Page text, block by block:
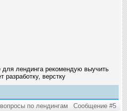
лендинга рекомендую выучить
разработку, верстку
по лендингам
Сообщение #5